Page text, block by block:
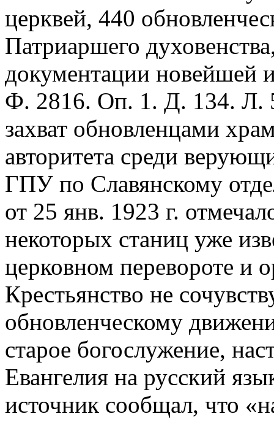
церквей, 440
Патриаршего
документации новейшей
Ф. 2816. Оп. 1. Д. 134. Л.
захват обновленцами
авторитета среди
ГПУ по Славянскому
от 25 янв. 1923 г.
некоторых станиц уже
церковном перевороте и
Крестьянство не
обновленческому
старое богослужение,
Евангелия на русский
источник сообщал, что